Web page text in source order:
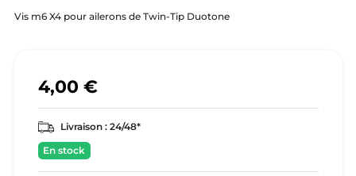
Vis m6 X4 pour ailerons de Twin-Tip Duotone
4,00 €
Livraison : 24/48*
En stock